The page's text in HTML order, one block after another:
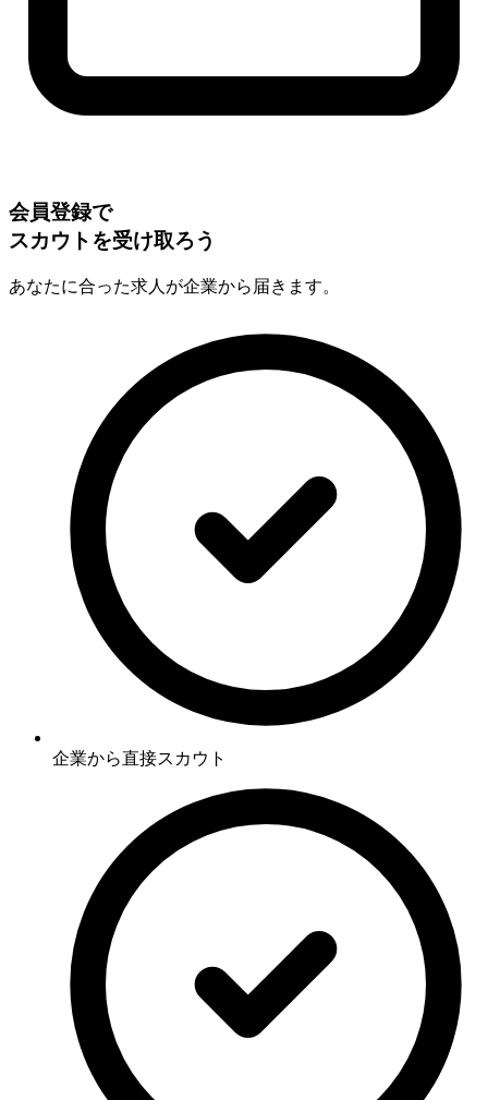
会員登録で
スカウトを受け取ろう
あなたに合った求人が企業から届きます。
企業から直接スカウト